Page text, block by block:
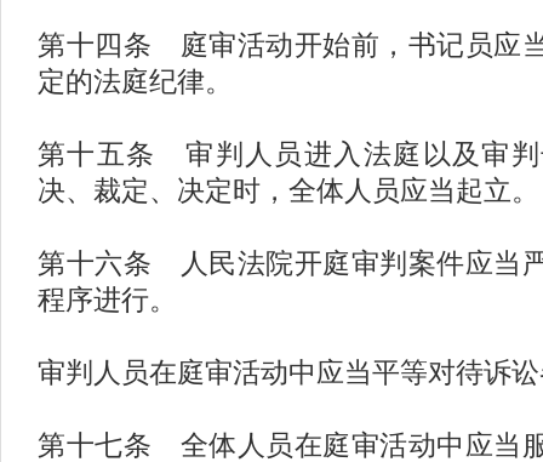
第十四条 庭审活动开始前，书记员应
定的法庭纪律。
第十五条 审判人员进入法庭以及审
决、裁定、决定时，全体人员应当起立。
第十六条 人民法院开庭审判案件应当
程序进行。
审判人员在庭审活动中应当平等对待诉
第十七条 全体人员在庭审活动中应当